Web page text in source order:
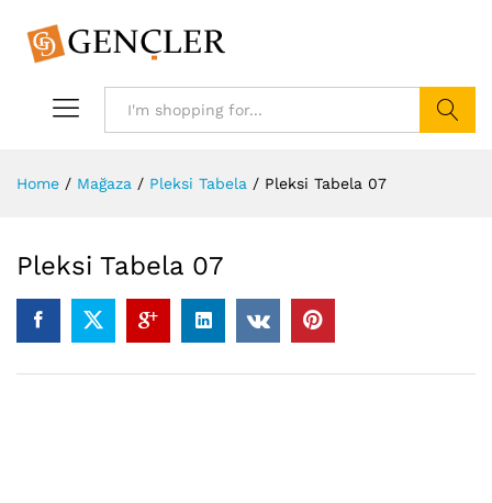
Home / Mağaza / Pleksi Tabela / Pleksi Tabela 07
Pleksi Tabela 07